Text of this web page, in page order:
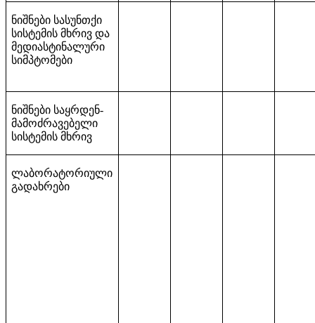
ნიშნები სასუნთქი
სისტემის მხრივ და
მედიასტინალური
სიმპტომები
ნიშნები საყრდენ-
მამოძრავებელი
სისტემის მხრივ
ლაბორატორიული
გადახრები